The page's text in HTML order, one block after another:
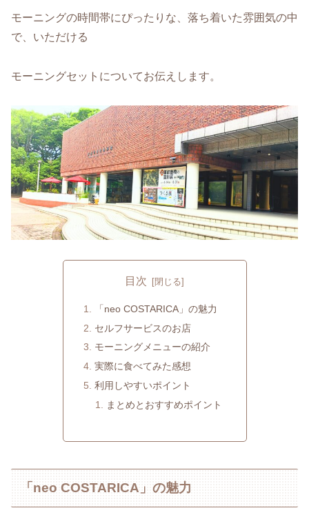
モーニングの時間帯にぴったりな、落ち着いた雰囲気の中
で、いただける
モーニングセットについてお伝えします。
目次
「neo COSTARICA」の魅力
セルフサービスのお店
モーニングメニューの紹介
実際に食べてみた感想
利用しやすいポイント
まとめとおすすめポイント
「neo COSTARICA」の魅力